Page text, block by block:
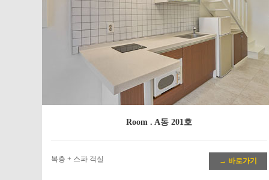
Room . A동 201호
복층 + 스파 객실 → 바로가기